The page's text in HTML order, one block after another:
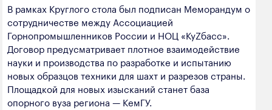
В рамках Круглого стола был подписан Меморандум о
сотрудничестве между Ассоциацией
Горнопромышленников России и НОЦ «КуZбасс».
Договор предусматривает плотное взаимодействие
науки и производства по разработке и испытанию
новых образцов техники для шахт и разрезов страны.
Площадкой для новых изысканий станет база
опорного вуза региона — КемГУ.